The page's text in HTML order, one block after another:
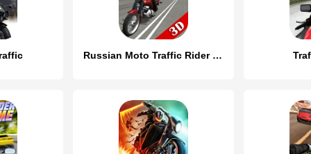
Russian Moto Traffic Rider 3D